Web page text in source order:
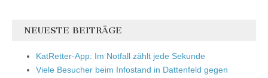
NEUESTE BEITRÄGE
KatRetter-App: Im Notfall zählt jede Sekunde
Viele Besucher beim Infostand in Dattenfeld gegen